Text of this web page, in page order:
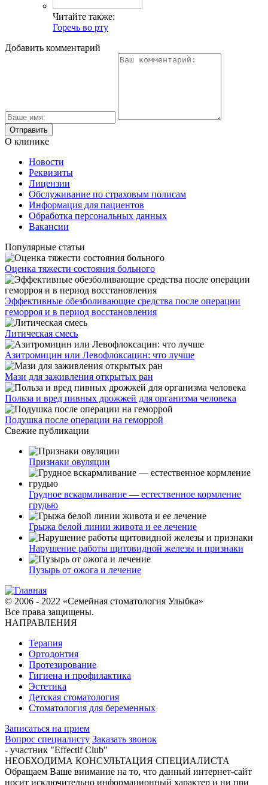
Читайте также:
Горечь во рту
Добавить комментарий
О клинике
Новости
Реквизиты
Лицензии
Обслуживание по страховым полисам
Информация для пациентов
Обработка персональных данных
Вакансии
Популярные статьи
Оценка тяжести состояния больного
Эффективные обезболивающие средства после операции
геморроя и в период восстановления
Литическая смесь
Азитромицин или Левофлоксацин: что лучше
Мази для заживления открытых ран
Польза и вред пивных дрожжей для организма человека
Подушка после операции на геморрой
Свежие публикации
Признаки овуляции
Грудное вскармливание — естественное кормление
грудью
Грыжа белой линии живота и ее лечение
Нарушение работы щитовидной железы и признаки
Пузырь от ожога и лечение
© 2006 - 2022 «Семейная стоматология Улыбка»
Все права защищены.
НАПРАВЛЕНИЯ
Терапия
Ортодонтия
Протезирование
Гигиена и профилактика
Эстетика
Детская стоматология
Стоматология для беременных
Записаться на прием
Вопрос специалисту Заказать звонок
- участник "Effectif Club"
НЕОБХОДИМА КОНСУЛЬТАЦИЯ СПЕЦИАЛИСТА
Обращаем Ваше внимание на то, что данный интернет-сайт
носит исключительно информационный характер и ни при